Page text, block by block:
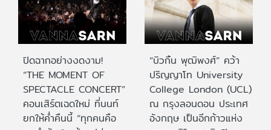
ปิดฉากอย่างงดงาม!
“THE MOMENT OF
SPECTACLE CONCERT”
คอนเสิร์ตเฉดใหม่ ที่นนท์
ยกให้ค่ำคืนนี้ “ทุกคนคือ
“บิวกิ้น พุฒิพงศ์” คว้า
ปริญญาโท University
College London (UCL)
ณ กรุงลอนดอน ประเทศ
อังกฤษ เป็นอีกก้าวแห่ง